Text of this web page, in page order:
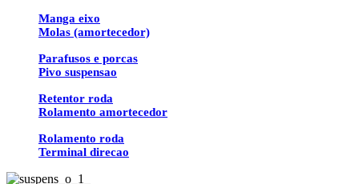
Manga eixo
Molas (amortecedor)
Parafusos e porcas
Pivo suspensao
Retentor roda
Rolamento amortecedor
Rolamento roda
Terminal direcao